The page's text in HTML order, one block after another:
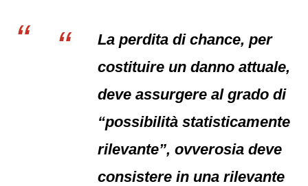
La perdita di chance, per
costituire un danno attuale,
deve assurgere al grado di
“possibilità statisticamente
rilevante”, ovverosia deve
consistere in una rilevante